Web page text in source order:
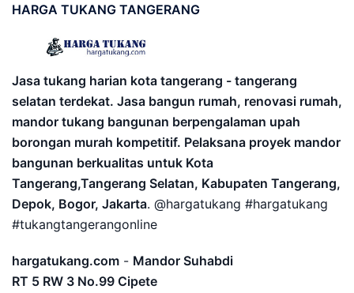
HARGA TUKANG TANGERANG
Jasa tukang harian kota tangerang - tangerang
selatan terdekat. Jasa bangun rumah, renovasi rumah,
mandor tukang bangunan berpengalaman upah
borongan murah kompetitif. Pelaksana proyek mandor
bangunan berkualitas untuk Kota
Tangerang,Tangerang Selatan, Kabupaten Tangerang,
Depok, Bogor, Jakarta. @hargatukang #hargatukang
#tukangtangerangonline
hargatukang.com - Mandor Suhabdi
RT 5 RW 3 No.99 Cipete